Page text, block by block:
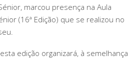
marcou presença na Aula
(16ª Edição) que se realizou no
edição organizará, à semelhança